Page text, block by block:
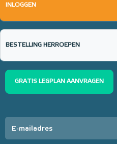
INLOGGEN
BESTELLING HERROEPEN
GRATIS LEGPLAN AANVRAGEN